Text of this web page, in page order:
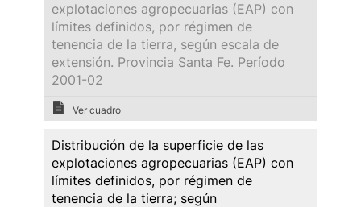
explotaciones agropecuarias (EAP) con
límites definidos, por régimen de
tenencia de la tierra, según escala de
extensión. Provincia Santa Fe. Período
2001-02
Ver cuadro
Distribución de la superficie de las
explotaciones agropecuarias (EAP) con
límites definidos, por régimen de
tenencia de la tierra; según